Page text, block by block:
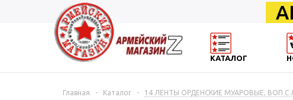
КАТАЛОГ
Главная - Каталог - 14 ЛЕНТЫ ОРДЕНСКИЕ МУАРОВЫЕ, ВОП С